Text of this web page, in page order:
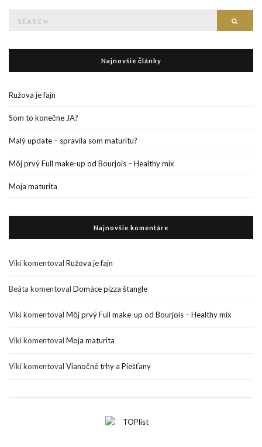
Najnovšie články
Ružova je fajn
Som to konečne JA?
Malý update – spravila som maturitu?
Môj prvý Full make-up od Bourjois – Healthy mix
Moja maturita
Najnovšie komentáre
Vikikomentoval Ružova je fajn
Beáta komentoval Domáce pizza štangle
Vikikomentoval Môj prvý Full make-up od Bourjois – Healthy mix
Vikikomentoval Moja maturita
Vikikomentoval Vianočné trhy a Piešťany